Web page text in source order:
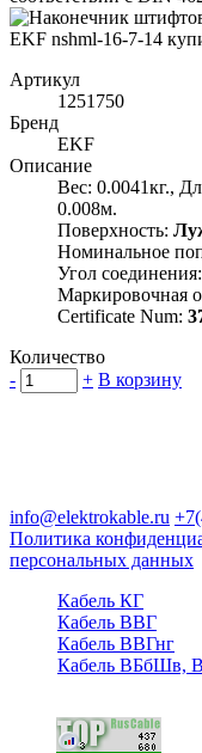
Артикул
1251750
Бренд
EKF
Описание
Вес: 0.0041кг.,
0.008м.
Поверхность:
Номинальное
Угол соединения:
Маркировочная
Certificate Num:
Количество
-
+ В корзину
info@elektrokable.ru
Политика
персональных данных
Кабель КГ
Кабель ВВГ
Кабель ВВГнг
Кабель ВБбШв,